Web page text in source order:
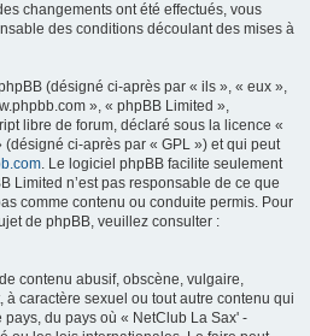
changements ont été effectués, vous
des conditions découlant des mises à
(désigné ci-après par « ils », « eux »,
», « phpBB Limited »,
libre de forum, déclaré sous la licence «
(désigné ci-après par « GPL ») et qui peut
. Le logiciel phpBB facilite seulement
Limited n’est pas responsable de ce que
comme contenu ou conduite permis. Pour
de phpBB, veuillez consulter :
contenu abusif, obscène, vulgaire,
caractère sexuel ou tout autre contenu qui
du pays où « NetClub La Sax' -